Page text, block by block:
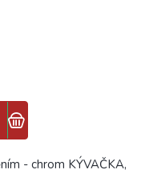
- chrom KÝVAČKA,